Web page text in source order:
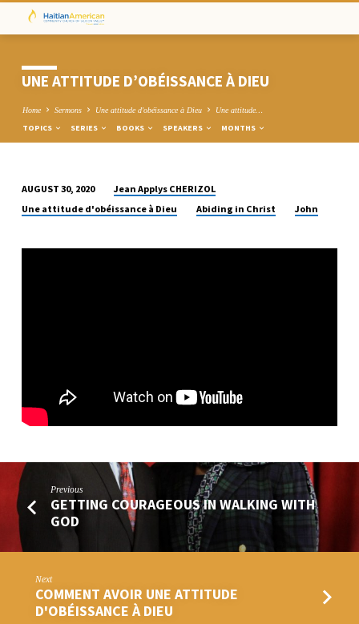
UNE ATTITUDE D’OBÉISSANCE À DIEU
Home Sermons Une attitude d'obéissance à Dieu Une attitude…
TOPICS SERIES BOOKS SPEAKERS MONTHS
UNE
D’OBÉISSANCE
AUGUST 30, 2020
Jean Applys CHERIZOL
Une attitude d'obéissance à Dieu
Abiding in Christ John
Previous
GETTING COURAGEOUS IN WALKING WITH
GOD
Next
COMMENT AVOIR UNE ATTITUDE
D'OBÉISSANCE À DIEU